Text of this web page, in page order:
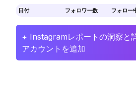
日付 フォロワー数 フォロー
+ Instagramレポートの洞察と
アカウントを追加